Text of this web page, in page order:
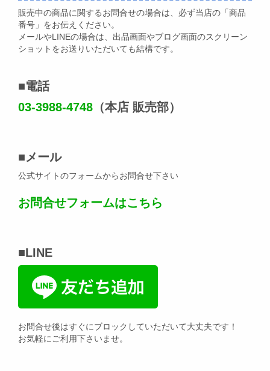
販売中の商品に関するお問合せの場合は、必ず当店の「商品
番号」をお伝えください。
メールやLINEの場合は、出品画面やブログ画面のスクリーン
ショットをお送りいただいても結構です。
■電話
03-3988-4748 （本店 販売部）
■メール
公式サイトのフォームからお問合せ下さい
お問合せフォームはこちら
■LINE
お問合せ後はすぐにブロックしていただいて大丈夫です！
お気軽にご利用下さいませ。